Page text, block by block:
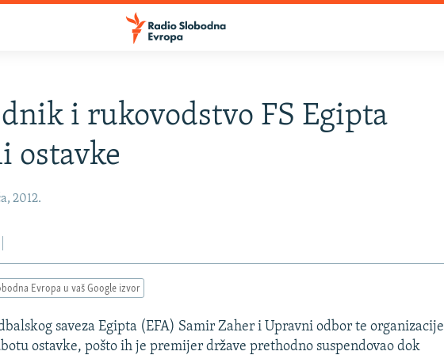
i rukovodstvo FS Egipta
ostavke
2012.
Evropa u vaš Google izvor
saveza Egipta (EFA) Samir Zaher i Upravni odbor te organizacije
ostavke, pošto ih je premijer države prethodno suspendovao dok